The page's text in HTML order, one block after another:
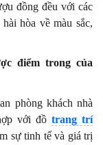
đồng đều với các
hòa về màu sắc,
điểm trong của
phòng khách nhà
với đồtrang trí
sự tinh tế và giá trị